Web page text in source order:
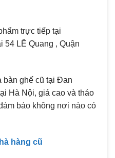
trực tiếp tại
54 LÊ Quang , Quận
ghế cũ tại Đan
Hà Nội, giá cao và tháo
bảo không nơi nào có
hàng cũ